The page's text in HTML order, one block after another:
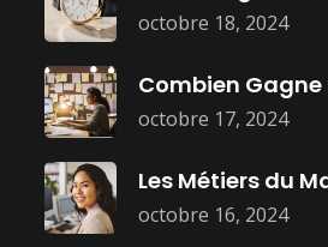
octobre 18, 2024
octobre 17, 2024
octobre 16, 2024